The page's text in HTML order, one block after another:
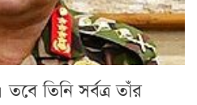
তিনি সর্বত্র তাঁর